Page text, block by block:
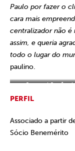
Paulo por fazer o
cara mais
centralizador não é
assim, e queria
todo o lugar do
paulino.
Juvenal
PERFIL
Associado a partir
Sócio Benemérito